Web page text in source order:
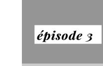
Le Fabricarium